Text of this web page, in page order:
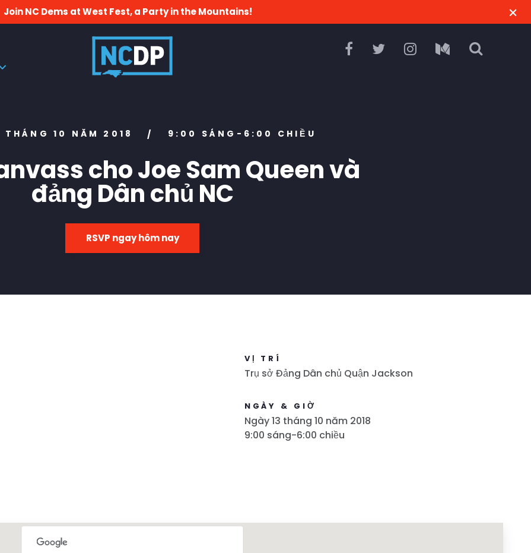
Join NC Dems at West Fest, a Party in the Mountains!
THÁNG 10 NĂM 2018 / 9:00 SÁNG-6:00 CHIỀU
cho Joe Sam Queen và
đảng Dân chủ NC
RSVP ngay hôm nay
VỊ TRÍ
Trụ sở Đảng Dân chủ Quận Jackson
NGÀY & GIỜ
Ngày 13 tháng 10 năm 2018
9:00 sáng-6:00 chiều